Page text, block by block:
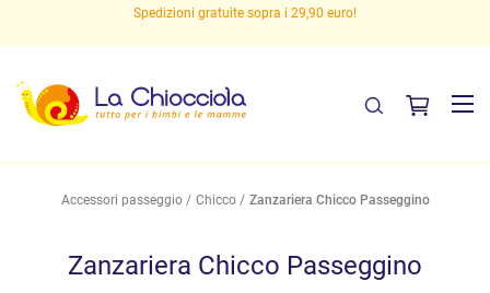
Spedizioni gratuite sopra i 29,90 euro!
Accessori passeggio Chicco Zanzariera Chicco Passeggino
Zanzariera Chicco Passeggino